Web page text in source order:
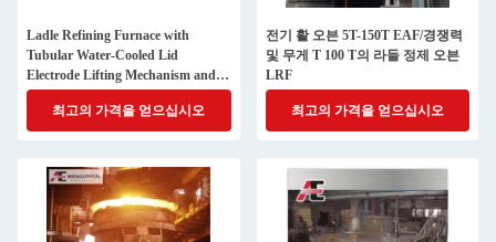
Ladle Refining Furnace with
Tubular Water-Cooled Lid
Electrode Lifting Mechanism and
Energy-Saving Large Current
System최고의 가격을 얻으십시오
전기 활 오븐 5T-150T EAF/경쟁력
및 무게 T 100 T의 라들 정제 오븐
LRF
최고의 가격을 얻으십시오